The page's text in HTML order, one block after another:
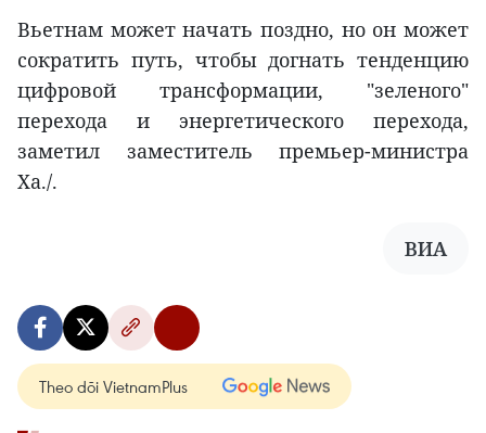
Вьетнам может начать поздно, но он может
сократить путь, чтобы догнать тенденцию
цифровой трансформации, "зеленого"
перехода и энергетического перехода,
заметил заместитель премьер-министра
Ха./.
ВИА
Theo dõi VietnamPlus